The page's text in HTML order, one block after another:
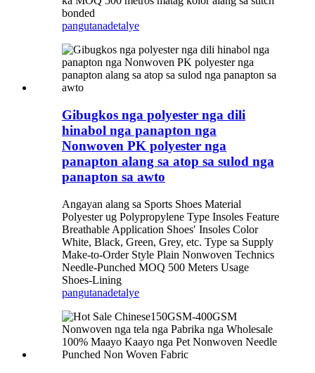
bonded
pangutanadetalye
Gibugkos nga polyester nga dili
hinabol nga panapton nga
Nonwoven PK polyester nga
panapton alang sa atop sa sulod nga
panapton sa awto
Angayan alang sa Sports Shoes Material
Polyester ug Polypropylene Type Insoles Feature
Breathable Application Shoes′ Insoles Color
White, Black, Green, Grey, etc. Type sa Supply
Make-to-Order Style Plain Nonwoven Technics
Needle-Punched MOQ 500 Meters Usage
Shoes-Lining
pangutanadetalye